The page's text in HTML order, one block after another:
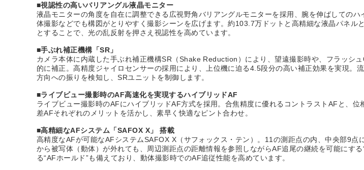
■視認性の高いバリアングル液晶モニター
液晶モニターの角度を自在に調整できる広視野角バリアングルモニターを採用、腕を伸ばしての
体撮影などでも構図がとりやすく撮影シーンを広げます。約103.7万ドットと高精細な液晶パネ
とすることで、光の乱反射を押さえ視認性を高めています。
■手ぶれ補正機構「SR」
カメラ本体に内蔵した手ぶれ補正機構SR（Shake Reduction）により、望遠撮影時や、フラッシ
的に補正。高精度ジャイロセンサーの採用により、上位機に迫る4.5段分の高い補正効果を実現
方向への振りを検知し、SRユニットを制御します。
■ライブビュー撮影時のAF高速化を実現するハイブリッドAF
ライブビュー撮影時のAFにハイブリッドAF方式を採用。合焦精度に優れるコントラストAFと、
差AFそれぞれのメリットを活かし、素早く快適なピント合わせ。
■高精細なAFシステム「SAFOX X」 搭載
高精度なAFが可能なAFシステムSAFOX X（サフォックス・テン）。11の測距点の内、中央部9
から被写体（動体）が外れても、周辺測距点の距離情報を参照しながらAF追尾の継続を可能にす
る“AFホールド”も備えており、動体撮影時でのAF追従性能を高めています。